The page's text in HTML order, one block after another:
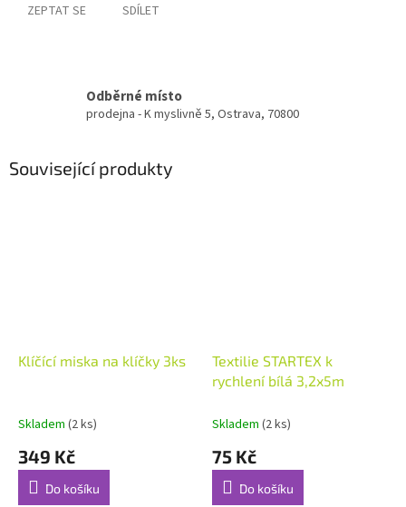
ZEPTAT SE SDÍLET
Odběrné místo
prodejna - K myslivně 5, Ostrava, 70800
Související produkty
Klíčící miska na klíčky 3ks
Skladem (2 ks)
349 Kč
Do košíku
Textilie STARTEX k
rychlení bílá 3,2x5m
Skladem (2 ks)
75 Kč
Do košíku